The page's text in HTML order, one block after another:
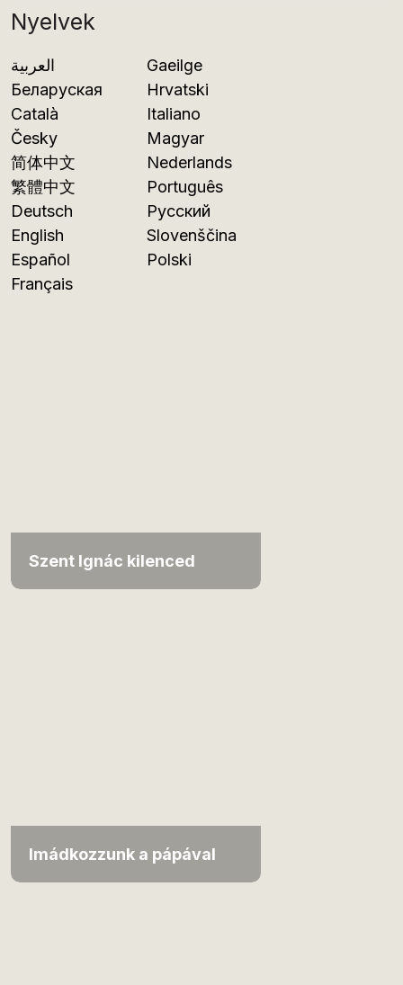
Nyelvek
العربية
Беларуская
Català
Česky
简体中文
繁體中文
Deutsch
English
Español
Français
Gaeilge
Hrvatski
Italiano
Magyar
Nederlands
Português
Русский
Slovenščina
Polski
Szent Ignác kilenced
Imádkozzunk a pápával